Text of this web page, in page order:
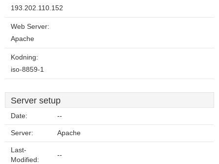
193.202.110.152
Web Server:
Apache
Kodning:
iso-8859-1
Server setup
Date: --
Server: Apache
Last-
Modified:
--